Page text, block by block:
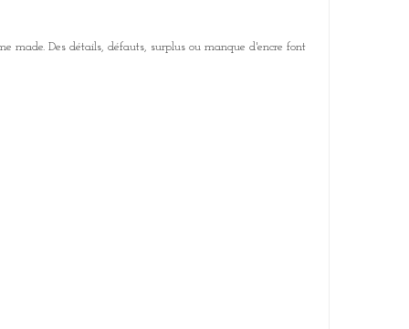
made. Des détails, défauts, surplus ou manque d'encre font